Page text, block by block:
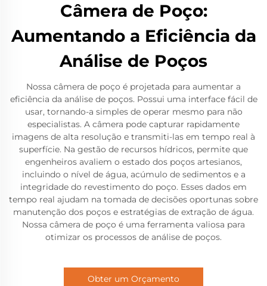
Câmera de Poço:
Aumentando a Eficiência da
Análise de Poços
Nossa câmera de poço é projetada para aumentar a
eficiência da análise de poços. Possui uma interface fácil de
usar, tornando-a simples de operar mesmo para não
especialistas. A câmera pode capturar rapidamente
imagens de alta resolução e transmiti-las em tempo real à
superfície. Na gestão de recursos hídricos, permite que
engenheiros avaliem o estado dos poços artesianos,
incluindo o nível de água, acúmulo de sedimentos e a
integridade do revestimento do poço. Esses dados em
tempo real ajudam na tomada de decisões oportunas sobre
manutenção dos poços e estratégias de extração de água.
Nossa câmera de poço é uma ferramenta valiosa para
otimizar os processos de análise de poços.
Obter um Orçamento